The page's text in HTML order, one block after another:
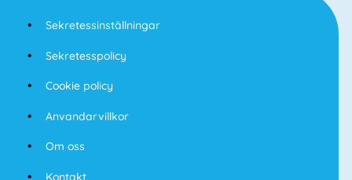
Sekretessinställningar
Sekretesspolicy
Cookie policy
Anvandarvillkor
Om oss
Kontakt